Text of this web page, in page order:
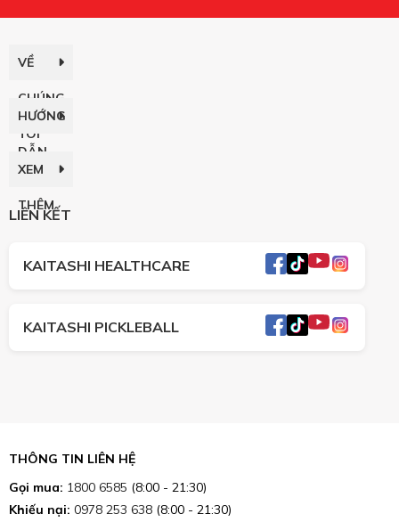
VỀ
CHÚNG
TÔI
HƯỚNG
DẪN
XEM
THÊM
LIÊN KẾT
KAITASHI HEALTHCARE
KAITASHI PICKLEBALL
THÔNG TIN LIÊN HỆ
Gọi mua: 1800 6585 (8:00 - 21:30)
Khiếu nại: 0978 253 638 (8:00 - 21:30)